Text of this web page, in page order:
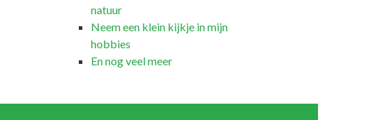
natuur
Neem een klein kijkje in mijn
hobbies
En nog veel meer